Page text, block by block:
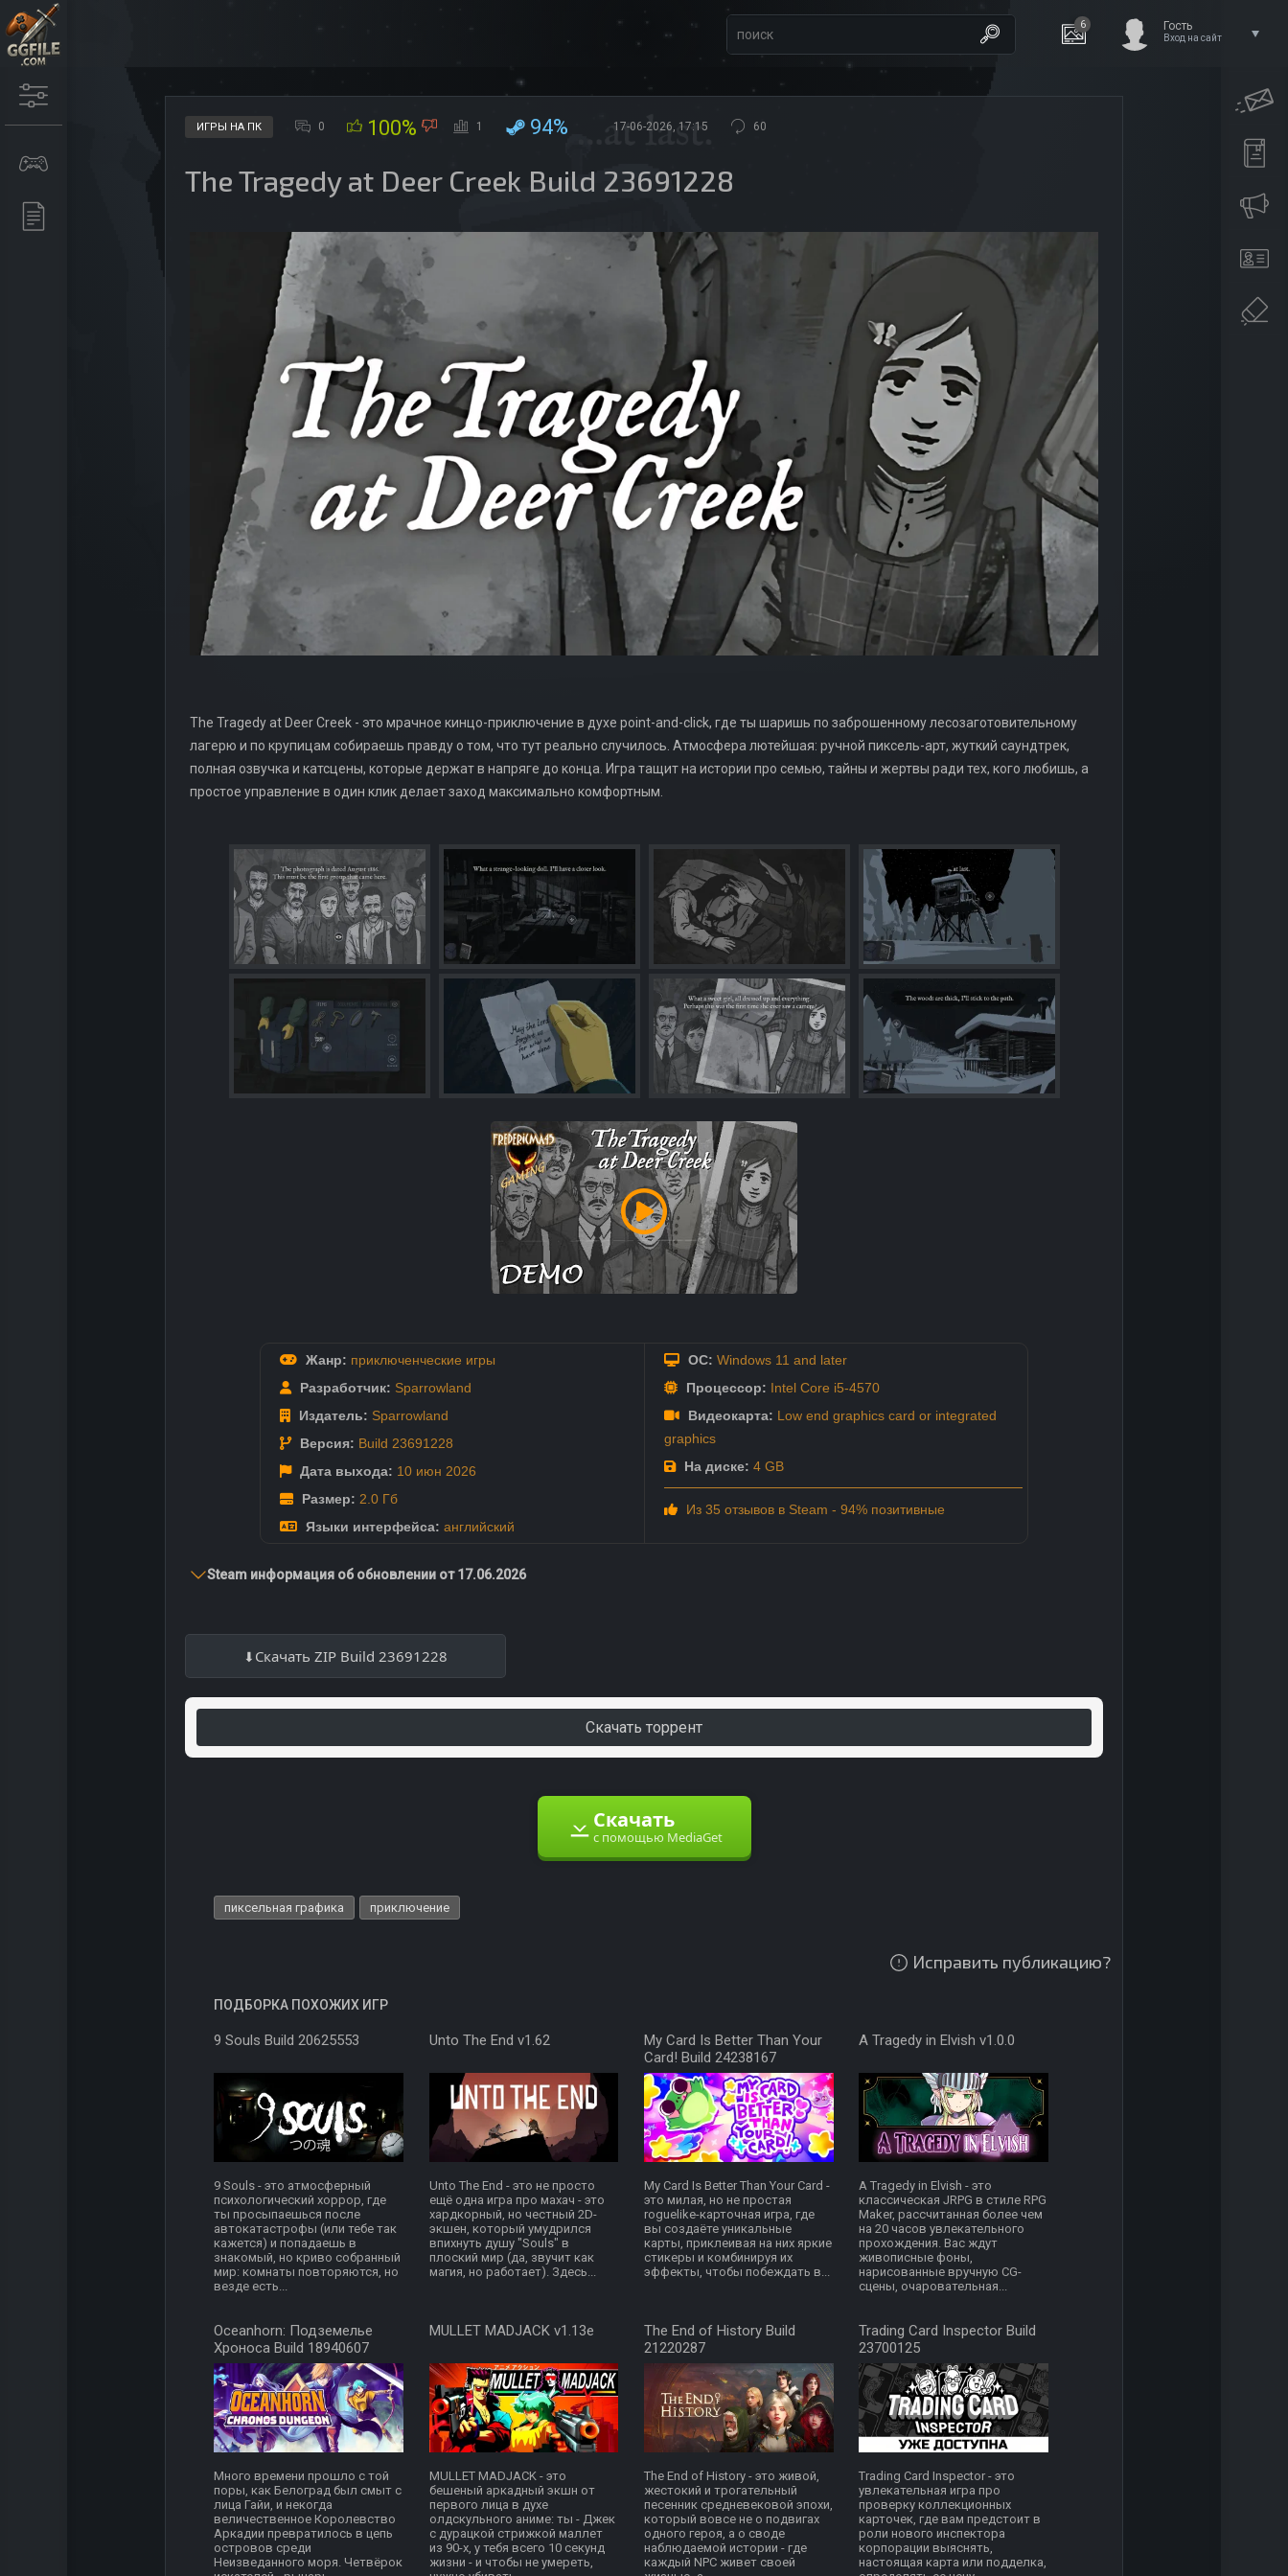
6 Гость
Вход на сайт
ИГРЫ НА ПК 0 100% 1 94% 17-06-2026, 17:15 60
The Tragedy at Deer Creek Build 23691228
The Tragedy at Deer Creek - это мрачное кинцо-приключение в духе point-and-click, где ты шаришь по заброшенному лесозаготовительному
лагерю и по крупицам собираешь правду о том, что тут реально случилось. Атмосфера лютейшая: ручной пиксель-арт, жуткий саундтрек,
полная озвучка и катсцены, которые держат в напряге до конца. Игра тащит на истории про семью, тайны и жертвы ради тех, кого любишь, а
простое управление в один клик делает заход максимально комфортным.
Жанр: приключенческие игры
Разработчик: Sparrowland
Издатель: Sparrowland
Версия: Build 23691228
Дата выхода: 10 июн 2026
Размер: 2.0 Гб
Языки интерфейса: английский
ОС: Windows 11 and later
Процессор: Intel Core i5-4570
Видеокарта: Low end graphics card or integrated
graphics
На диске: 4 GB
Из 35 отзывов в Steam - 94% позитивные
Steam информация об обновлении от 17.06.2026
Скачать ZIP Build 23691228
Скачать торрент
Скачать
с помощью MediaGet
пиксельная графика приключение
Исправить публикацию?
ПОДБОРКА ПОХОЖИХ ИГР
9 Souls Build 20625553
9 Souls - это атмосферный
психологический хоррор, где
ты просыпаешься после
автокатастрофы (или тебе так
кажется) и попадаешь в
знакомый, но криво собранный
мир: комнаты повторяются, но
везде есть...
Unto The End v1.62
Unto The End - это не просто
ещё одна игра про махач - это
хардкорный, но честный 2D-
экшен, который умудрился
впихнуть душу "Souls" в
плоский мир (да, звучит как
магия, но работает). Здесь...
My Card Is Better Than Your
Card! Build 24238167
My Card Is Better Than Your Card -
это милая, но не простая
roguelike-карточная игра, где
вы создаёте уникальные
карты, приклеивая на них яркие
стикеры и комбинируя их
эффекты, чтобы побеждать в...
A Tragedy in Elvish v1.0.0
A Tragedy in Elvish - это
классическая JRPG в стиле RPG
Maker, рассчитанная более чем
на 20 часов увлекательного
прохождения. Вас ждут
живописные фоны,
нарисованные вручную CG-
сцены, очаровательная...
Oceanhorn: Подземелье
Хроноса Build 18940607
Много времени прошло с той
поры, как Белоград был смыт с
лица Гайи, и некогда
величественное Королевство
Аркадии превратилось в цепь
островов среди
Неизведанного моря. Четвёрок
MULLET MADJACK v1.13e
MULLET MADJACK - это
бешеный аркадный экшн от
первого лица в духе
олдскульного аниме: ты - Джек
с дурацкой стрижкой маллет
из 90-х, у тебя всего 10 секунд
жизни - и чтобы не умереть,
The End of History Build
21220287
The End of History - это живой,
жестокий и трогательный
песенник средневековой эпохи,
который вовсе не о подвигах
одного героя, а о своде
наблюдаемой истории - где
каждый NPC живет своей
Trading Card Inspector Build
23700125
Trading Card Inspector - это
увлекательная игра про
проверку коллекционных
карточек, где вам предстоит в
роли нового инспектора
корпорации выяснять,
настоящая карта или подделка,